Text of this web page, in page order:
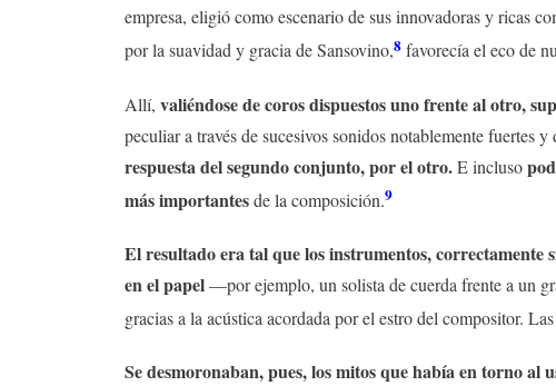
empresa, eligió como escenario de sus innovadoras y ricas
por la suavidad y gracia de Sansovino,8 favorecía el eco de
Allí, valiéndose de coros dispuestos uno frente al otro,
peculiar a través de sucesivos sonidos notablemente fuertes y
respuesta del segundo conjunto, por el otro.E incluso
más importantesde la composición.9
El resultado era tal que los instrumentos,
en el papel—por ejemplo, un solista de cuerda frente a un
gracias a la acústica acordada por el estro del compositor.
Se desmoronaban, pues, los mitos que había en torno al